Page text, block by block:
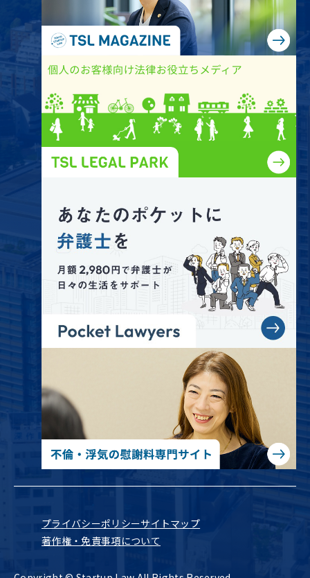
プライバシーポリシーサイトマップ
著作権・免責事項について